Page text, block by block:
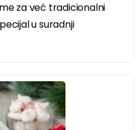
za već tradicionalni
u suradnji